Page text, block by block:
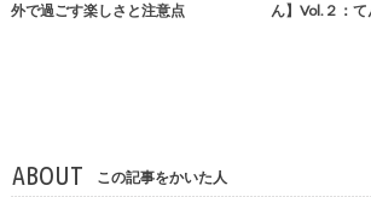
外で過ごす楽しさと注意点
ん】Vol.２：
ABOUT この記事をかいた人